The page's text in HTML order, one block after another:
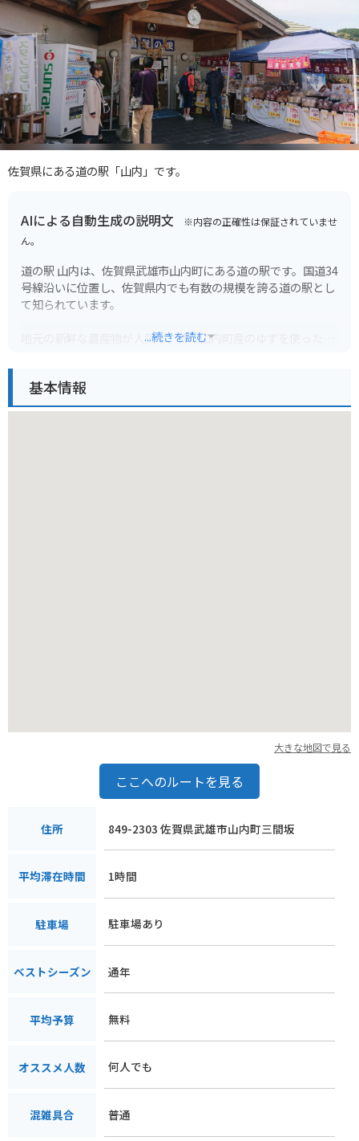
佐賀県にある道の駅「山内」です。
AIによる自動生成の説明文 ※内容の正確性は保証されていませ
ん。
道の駅 山内は、佐賀県武雄市山内町にある道の駅です。国道34
号線沿いに位置し、佐賀県内でも有数の規模を誇る道の駅とし
て知られています。
地元の新鮮な農産物が人気で、特に山内町産のゆずを使った加
ランでは、地元産の食材を使った料理を楽しむことができま
す。
...続きを読む
基本情報
大きな地図で見る
ここへのルートを見る
住所 849-2303 佐賀県武雄市山内町三間坂
平均滞在時間 1時間
駐車場 駐車場あり
ベストシーズン 通年
平均予算 無料
オススメ人数 何人でも
混雑具合 普通